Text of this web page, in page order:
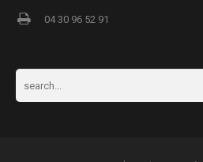
04 30 96 52 91